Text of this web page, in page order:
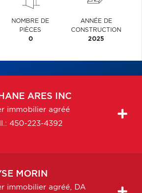
NOMBRE DE
PIÈCES
0
ANNÉE DE
CONSTRUCTION
2025
ARES INC
immobilier agréé
450-223-4392
MORIN
immobilier agréé, DA